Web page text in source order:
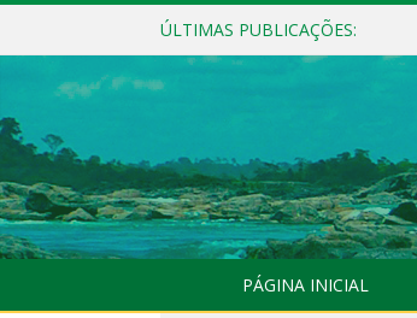
ÚLTIMAS PUBLICAÇÕES:
PÁGINA INICIAL